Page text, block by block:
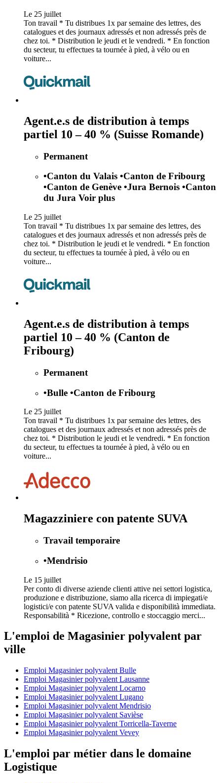
Le 25 juillet
Ton travail * Tu distribues 1x par semaine des lettres, des
catalogues et des journaux adressés et non adressés près de
chez toi. * Distribution le jeudi et le vendredi. * En fonction
du secteur, tu effectues ta tournée à pied, à vélo ou en
voiture...
Agent.e.s de distribution à temps
partiel 10 – 40 % (Suisse Romande)
Permanent
•Canton du Valais •Canton de Fribourg
•Canton de Genève •Jura Bernois •Canton
du Jura Voir plus
Le 25 juillet
Ton travail * Tu distribues 1x par semaine des lettres, des
catalogues et des journaux adressés et non adressés près de
chez toi. * Distribution le jeudi et le vendredi. * En fonction
du secteur, tu effectues ta tournée à pied, à vélo ou en
voiture...
Agent.e.s de distribution à temps
partiel 10 – 40 % (Canton de
Fribourg)
Permanent
•Bulle •Canton de Fribourg
Le 25 juillet
Ton travail * Tu distribues 1x par semaine des lettres, des
catalogues et des journaux adressés et non adressés près de
chez toi. * Distribution le jeudi et le vendredi. * En fonction
du secteur, tu effectues ta tournée à pied, à vélo ou en
voiture...
Magazziniere con patente SUVA
Travail temporaire
•Mendrisio
Le 15 juillet
Per conto di diverse aziende clienti attive nei settori logistica,
produzione e distribuzione, siamo alla ricerca di impiegati/e
logistici/e con patente SUVA valida e disponibilità immediata.
Responsabilità * Ricezione, controllo e stoccaggio merci...
L'emploi de Magasinier polyvalent par
ville
Emploi Magasinier polyvalent Bulle
Emploi Magasinier polyvalent Lausanne
Emploi Magasinier polyvalent Locarno
Emploi Magasinier polyvalent Lugano
Emploi Magasinier polyvalent Mendrisio
Emploi Magasinier polyvalent Savièse
Emploi Magasinier polyvalent Torricella-Taverne
Emploi Magasinier polyvalent Vevey
L'emploi par métier dans le domaine
Logistique